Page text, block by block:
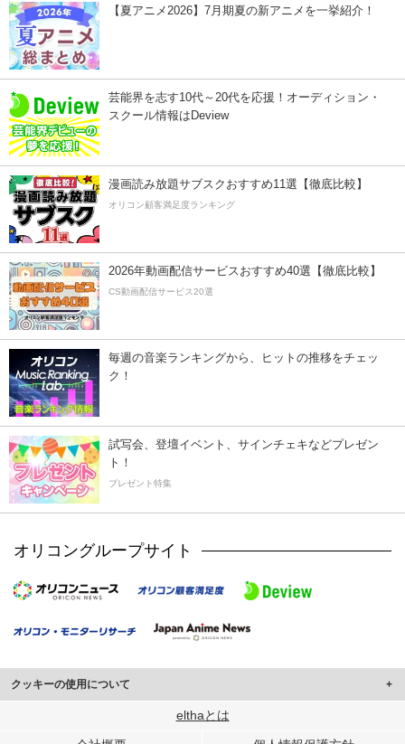
【夏アニメ2026】7月期夏の新アニメを一挙紹介！
芸能界を志す10代～20代を応援！オーディション・
スクール情報はDeview
漫画読み放題サブスクおすすめ11選【徹底比較】
オリコン顧客満足度ランキング
2026年動画配信サービスおすすめ40選【徹底比較】
CS動画配信サービス20選
毎週の音楽ランキングから、ヒットの推移をチェッ
ク！
試写会、登壇イベント、サインチェキなどプレゼン
ト！
プレゼント特集
オリコングループサイト
クッキーの使用について
このサイトでは Cookie を使用して、ユーザーに合わせたコンテンツや広告の
elthaとは